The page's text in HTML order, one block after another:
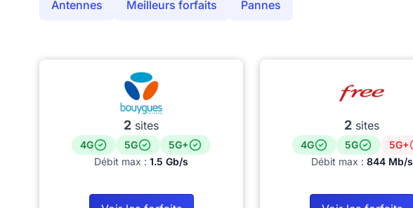
Antennes Meilleurs forfaits Pannes
2 sites
4G 5G
5G+
Débit max : 1.5 Gb/s
2 sites
4G 5G
5G+
Débit max : 844 Mb/s